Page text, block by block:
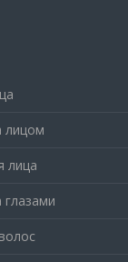
лицом
лица
глазами